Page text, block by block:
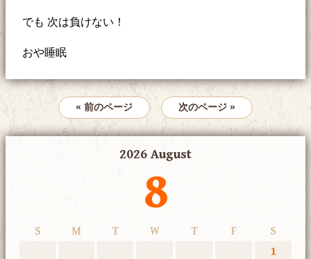
でも 次は負けない！
おや睡眠
« 前のページ 次のページ »
2026 August
8
S M T W T F
S
1